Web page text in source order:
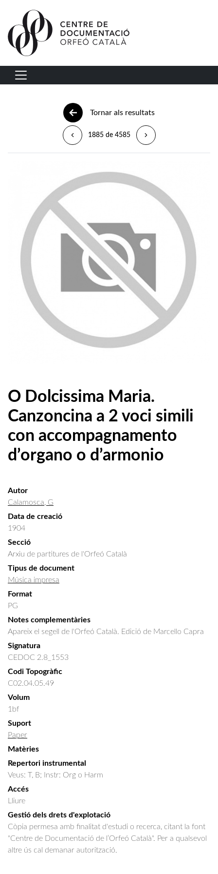
Vés al contingut
Navegació principal
Tornar als resultats
1885 de 4585
O Dolcissima Maria.
Canzoncina a 2 voci simili
con accompagnamento
d’organo o d’armonio
Autor
Calamosca, G
Data de creació
1904
Secció
Arxiu de partitures de l'Orfeó Català
Tipus de document
Música impresa
Format
PG
Notes complementàries
Apareix el segell de l'Orfeó Català. Edició de Marcello Capra
Signatura
CEDOC 2.8_1553
Codi Topogràfic
C02.04.05.49
Volum
1bf
Suport
Paper
Matèries
Repertori instrumental
Veus: T, B; Instr: Org o Harm
Accés
Lliure
Gestió dels drets d'explotació
Còpia permesa amb finalitat d'estudi o recerca, citant la font
"Centre de Documentació de l’Orfeó Català". Per a qualsevol
altre ús cal demanar autorització.